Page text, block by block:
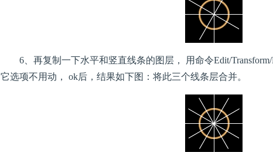
6、再复制一下水平和竖直线条的图层， 用命令Edit/Transform/
它选项不用动， ok后，结果如下图：将此三个线条层合并。